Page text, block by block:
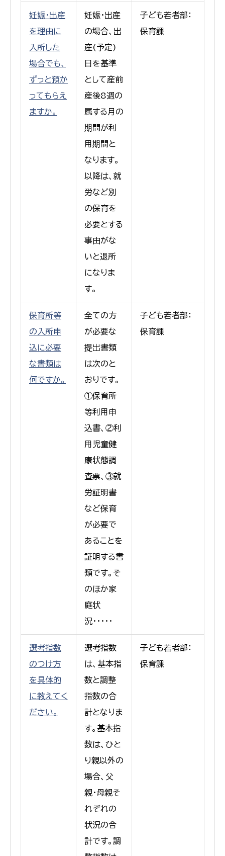
妊娠・出産
を理由に
入所した
場合でも、
ずっと預か
ってもらえ
ますか。
妊娠・出産
の場合、出
産(予定)
日を基準
として産前
産後8週の
属する月の
期間が利
用期間と
なります。
以降は、就
労など別
の保育を
必要とする
事由がな
いと退所
になりま
す。
子ども若者部：
保育課
保育所等
の入所申
込に必要
な書類は
何ですか。
全ての方
が必要な
提出書類
は次のと
おりです。
①保育所
等利用申
込書、②利
用児童健
康状態調
査票、③就
労証明書
など保育
が必要で
あることを
証明する書
類です。そ
のほか家
庭状
況・・・・・
子ども若者部：
保育課
選考指数
のつけ方
を具体的
に教えてく
ださい。
選考指数
は、基本指
数と調整
指数の合
計となりま
す。基本指
数は、ひと
り親以外の
場合、父
親・母親そ
れぞれの
状況の合
計です。調
子ども若者部：
保育課